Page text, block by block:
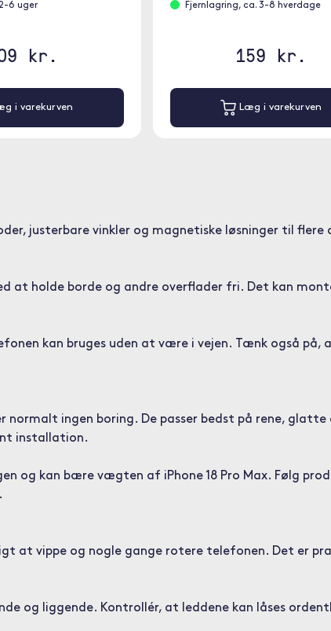
6 uger
kr.
i varekurven
Fjernlagring, ca. 3-8 hverdage
159 kr.
Læg i varekurven
justerbare vinkler og magnetiske løsninger til flere
at holde borde og andre overflader fri. Det kan
kan bruges uden at være i vejen. Tænk også
ingen boring. De passer bedst på rene,
installation.
og kan bære vægten af iPhone 18 Pro Max. Følg
at vippe og nogle gange rotere telefonen. Det er
og liggende. Kontrollér, at leddene kan låses